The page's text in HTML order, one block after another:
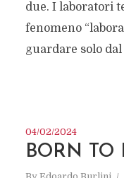
due. I laboratori
fenomeno
guardare solo
04/02/2024
BORN TO